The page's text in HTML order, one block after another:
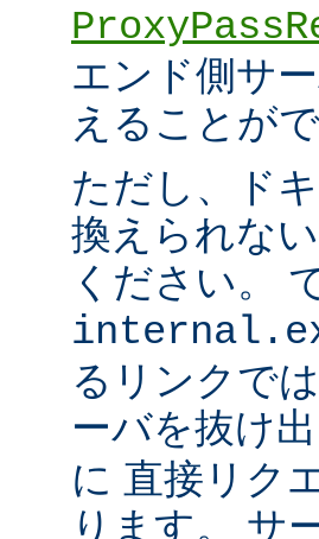
エンド側サ
えることが
ただし、ド
換えられな
ください。
るリンクで
ーバを抜け
に 直接リク
ります。 サ